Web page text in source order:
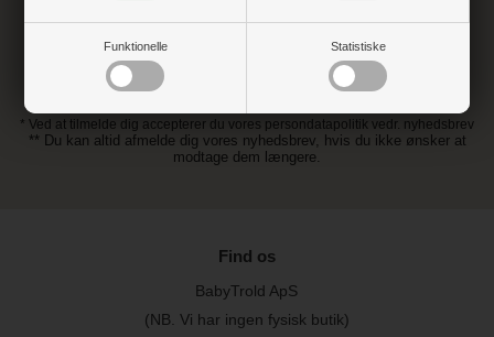
Funktionelle Statistiske
* Ved at tilmelde dig accepterer du vores persondatapolitik vedr. nyhedsbrev
** Du kan altid afmelde dig vores nyhedsbrev, hvis du ikke ønsker at
modtage dem længere.
Find os
BabyTrold ApS
(NB. Vi har ingen fysisk butik)